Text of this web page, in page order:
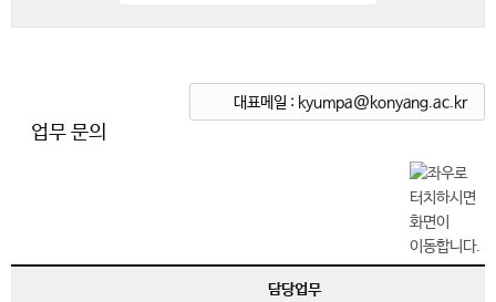
대표메일 : kyumpa@konyang.ac.kr
업무 문의
담당업무